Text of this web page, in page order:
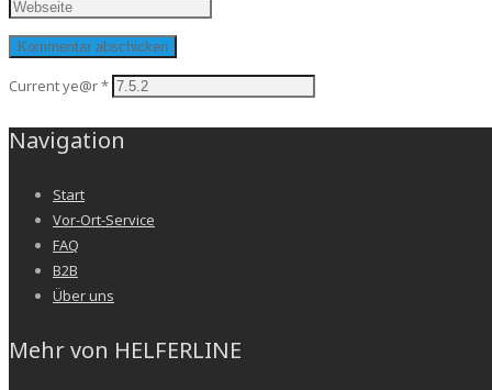
Current ye@r*
Navigation
Start
Vor-Ort-Service
FAQ
B2B
Über uns
Mehr von HELFERLINE